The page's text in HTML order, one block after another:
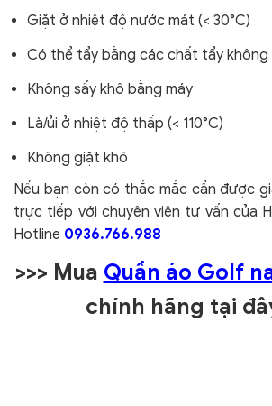
Giặt ở nhiệt độ nước mát (< 30°C)
Có thể tẩy bằng các chất tẩy không
Không sấy khô bằng máy
Là/ủi ở nhiệt độ thấp (< 110°C)
Không giặt khô
Nếu bạn còn có thắc mắc cần được
trực tiếp với chuyên viên tư vấn của
Hotline 0936.766.988
>>> Mua Quần áo Golf
chính hãng tại